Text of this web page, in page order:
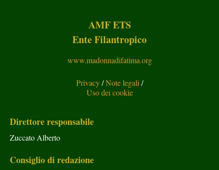
AMF ETS
Ente Filantropico
www.madonnadifatima.org
Privacy/Note legali /
Uso dei cookie
Direttore responsabile
Zuccato Alberto
Consiglio di redazione